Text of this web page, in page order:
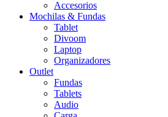
Accesorios
Mochilas & Fundas
Tablet
Divoom
Laptop
Organizadores
Outlet
Fundas
Tablets
Audio